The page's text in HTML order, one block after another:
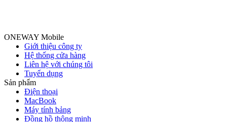
ONEWAY Mobile
Giới thiệu công ty
Hệ thống cửa hàng
Liên hệ với chúng tôi
Tuyển dụng
Sản phẩm
Điện thoại
MacBook
Máy tính bảng
Đồng hồ thông minh